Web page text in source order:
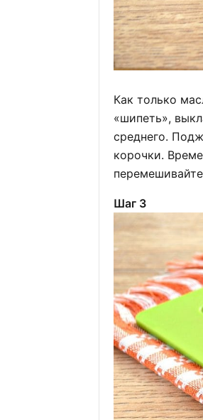
Как только
«шипеть»,
среднего.
корочки.
Шаг 3